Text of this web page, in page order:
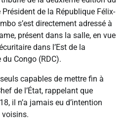
de la République Félix-
s’est directement adressé à
présent dans la salle, en vue
dans l’Est de la
Congo (RDC).
capables de mettre fin à
de l’État, rappelant que
il n’a jamais eu d’intention
voisins.